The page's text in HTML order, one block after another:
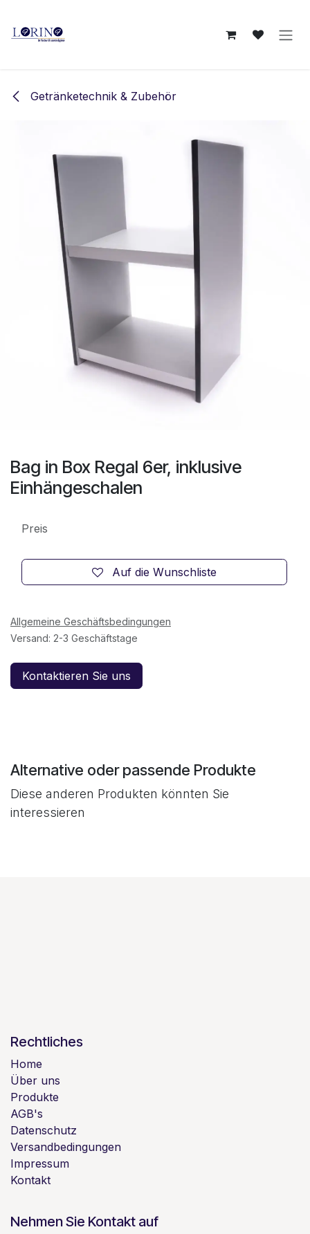
Getränketechnik & Zubehör
Bag in Box Regal 6er, inklusive
Einhängeschalen
Auf die Wunschliste
Preis
Allgemeine Geschäftsbedingungen
Versand: 2-3 Geschäftstage
Kontaktieren Sie uns
Alternative oder passende Produkte
Diese anderen Produkten könnten Sie
interessieren
Rechtliches
Home
Über uns
Produkte
AGB's
Datenschutz
Versandbedingungen
Impressum
Kontakt
Nehmen Sie Kontakt auf